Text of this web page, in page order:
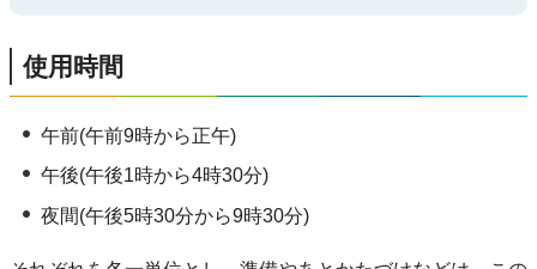
使用時間
午前(午前9時から正午)
午後(午後1時から4時30分)
夜間(午後5時30分から9時30分)